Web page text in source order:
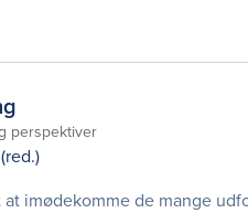
perspektiver
(red.)
imødekomme de mange